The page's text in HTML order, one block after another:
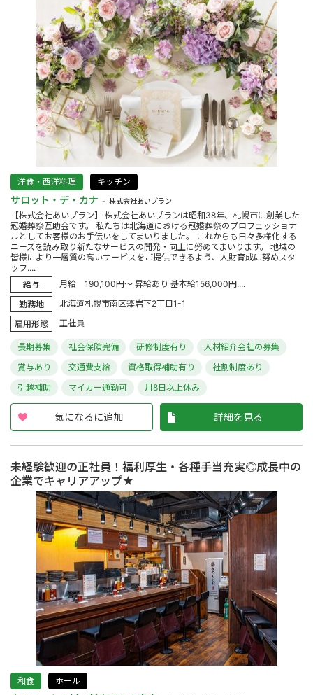
洋食・西洋料理 キッチン
サロット・デ・カナ 株式会社あいプラン
【株式会社あいプラン】 株式会社あいプランは昭和38年、札幌市に創業した
冠婚葬祭互助会です。 私たちは北海道における冠婚葬祭のプロフェッショナ
ルとしてお客様のお手伝いをしてまいりました。 これからも日々多様化する
ニーズを読み取り新たなサービスの開発・向上に努めてまいります。 地域の
皆様により一層質の高いサービスをご提供できるよう、人財育成に努めスタ
ッフ....
給与
月給 190,100円～ 昇給あり 基本給156,000円....
勤務地
北海道札幌市南区藻岩下2丁目1-1
雇用形態
正社員
長期募集 社会保険完備 研修制度有り
人材紹介会社の募集
賞与あり
交通費支給 資格取得補助有り
社割制度あり
引越補助
マイカー通勤可 月8日以上休み
気になるに追加 詳細を見る
未経験歓迎の正社員！福利厚生・各種手当充実◎成長中の
企業でキャリアアップ★
和食 ホール